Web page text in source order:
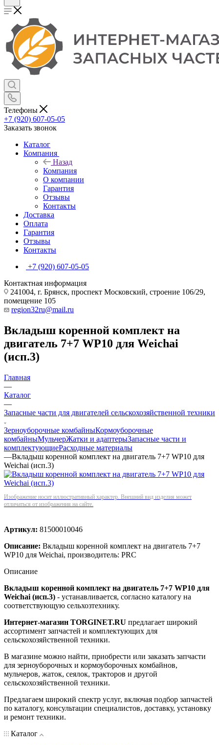
Телефоны
+7 (920) 607-05-05
Заказать звонок
Каталог
Компания
Назад
Компания
О компании
Гарантия
Отзывы
Контакты
Доставка
Оплата
Гарантия
Отзывы
Контакты
+7 (920) 607-05-05
Контактная информация
241004, г. Брянск, проспект Московский, строение 106/29,
помещение 105
region32ru@mail.ru
Вкладыш коренной комплект на
двигатель 7+7 WP10 для Weichai
(исп.3)
Главная
—
Каталог
—
Запасные части для двигателей сельскохозяйственной техники
Зерноуборочные комбайныКормоуборочные
комбайныМульчерЖатки и адаптерыЗапасные части и
комплектующиеРасходные материалы
—Вкладыш коренной комплект на двигатель 7+7 WP10 для
Weichai (исп.3)
Изображение носит иллюстративный характер. Внешний вид изделия может
отличаться от изображения на сайте.
Артикул: 81500010046
Описание: Вкладыш коренной комплект на двигатель 7+7
WP10 для Weichai, производитель: PRC
Описание
Вкладыш коренной комплект на двигатель 7+7 WP10 для
Weichai (исп.3) - устанавливается, согласно каталогу на
соответствующую сельхозтехнику.
Интернет-магазин TORGINET.RU предлагает широкий
ассортимент запчастей и комплектующих для
сельскохозяйственной техники.
В магазине можно найти, приобрести или заказать запчасти
для зерноуборочных и кормоуборочных комбайнов,
мульчеров, жаток, сеялок, тракторов и другой
сельскохозяйственной техники.
Предлагаем широкий спектр услуг, включая подбор запчастей
по каталогу, консультации специалистов, доставку, установку
и ремонт техники.
Каталог